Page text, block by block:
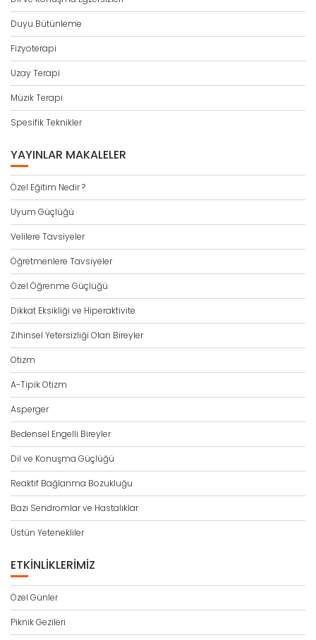
Duyu Bütünleme
Fizyoterapi
Uzay Terapi
Müzik Terapi
Spesifik Teknikler
YAYINLAR MAKALELER
Özel Eğitim Nedir ?
Uyum Güçlüğü
Velilere Tavsiyeler
Öğretmenlere Tavsiyeler
Özel Öğrenme Güçlüğü
Dikkat Eksikliği ve Hiperaktivite
Zihinsel Yetersizliği Olan Bireyler
Otizm
A-Tipik Otizm
Asperger
Bedensel Engelli Bireyler
Dil ve Konuşma Güçlüğü
Reaktif Bağlanma Bozukluğu
Bazı Sendromlar ve Hastalıklar
Üstün Yetenekliler
ETKINLIKLERIMIZ
Özel Günler
Piknik Gezileri